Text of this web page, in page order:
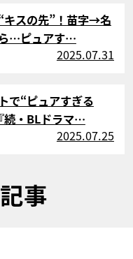
キスの先”！苗字→名
…ピュアす…
2025.07.31
で“ピュアすぎる
続・BLドラマ…
2025.07.25
事